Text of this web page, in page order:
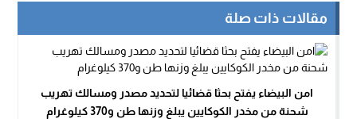
مقالات ذات صلة
امن البيضاء يفتح بحثا قضائيا لتحديد مصدر ومسالك تهريب
شحنة من مخدر الكوكايين يبلغ وزنها طن و370 كيلوغرام